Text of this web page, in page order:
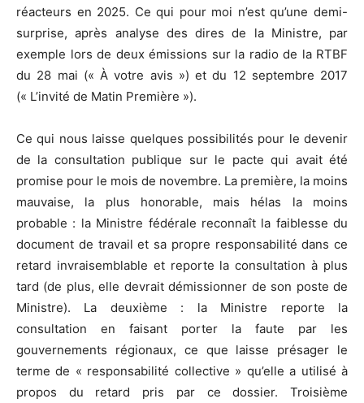
réacteurs en 2025. Ce qui pour moi n’est qu’une demi-
surprise, après analyse des dires de la Ministre, par
exemple lors de deux émissions sur la radio de la RTBF
du 28 mai (« À votre avis ») et du 12 septembre 2017
(« L’invité de Matin Première »).
Ce qui nous laisse quelques possibilités pour le devenir
de la consultation publique sur le pacte qui avait été
promise pour le mois de novembre. La première, la moins
mauvaise, la plus honorable, mais hélas la moins
probable : la Ministre fédérale reconnaît la faiblesse du
document de travail et sa propre responsabilité dans ce
retard invraisemblable et reporte la consultation à plus
tard (de plus, elle devrait démissionner de son poste de
Ministre). La deuxième : la Ministre reporte la
consultation en faisant porter la faute par les
gouvernements régionaux, ce que laisse présager le
terme de « responsabilité collective » qu’elle a utilisé à
propos du retard pris par ce dossier. Troisième